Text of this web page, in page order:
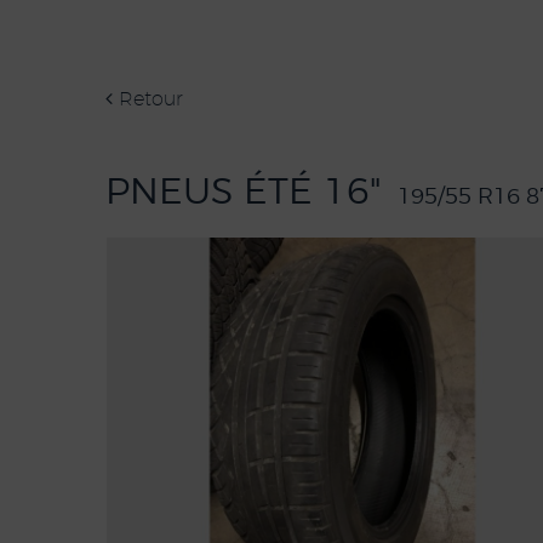
Retour
PNEUS ÉTÉ 16" 195/55 R16